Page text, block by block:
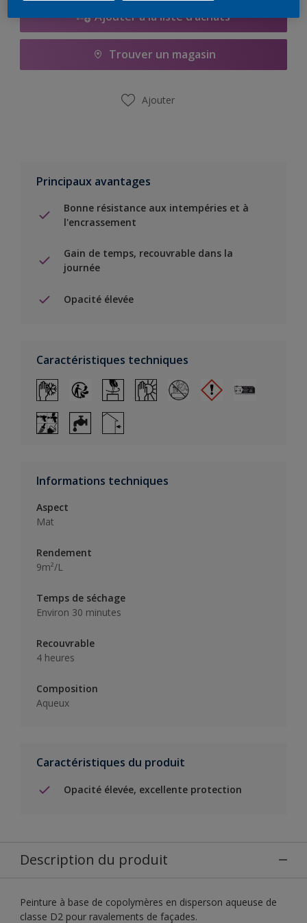
Ajouter à la liste d’achats
Trouver un magasin
Ajouter
Principaux avantages
Bonne résistance aux intempéries et à
l'encrassement
Gain de temps, recouvrable dans la
journée
Opacité élevée
Caractéristiques techniques
Informations techniques
Aspect
Mat
Rendement
9m²/L
Temps de séchage
Environ 30 minutes
Recouvrable
4 heures
Composition
Aqueux
Caractéristiques du produit
Opacité élevée, excellente protection
Description du produit
Peinture à base de copolymères en disperson aqueuse de
classe D2 pour ravalements de façades.